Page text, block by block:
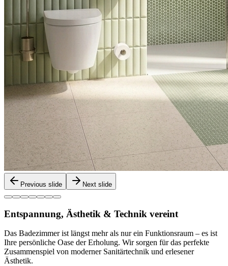
Previous slide Next slide
Entspannung, Ästhetik & Technik vereint
Das Badezimmer ist längst mehr als nur ein Funktionsraum – es ist
Ihre persönliche Oase der Erholung. Wir sorgen für das perfekte
Zusammenspiel von moderner Sanitärtechnik und erlesener
Ästhetik.